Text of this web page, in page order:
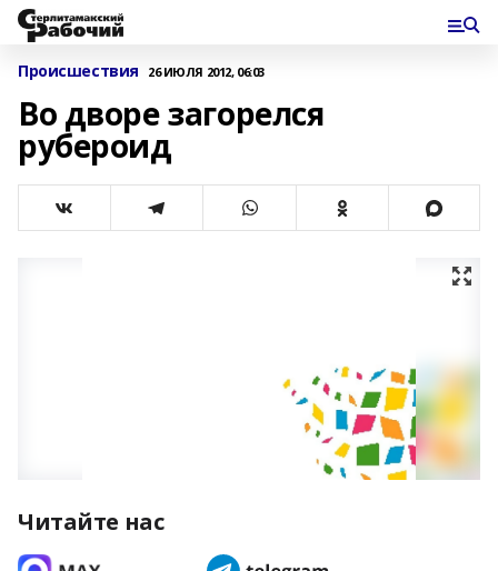
Происшествия 26 ИЮЛЯ 2012, 06:03
Во дворе загорелся
рубероид
Читайте нас